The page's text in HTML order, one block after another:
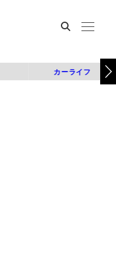
カーライフ